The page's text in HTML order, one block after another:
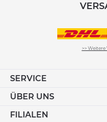
>> Weitere
SERVICE
ÜBER UNS
FILIALEN